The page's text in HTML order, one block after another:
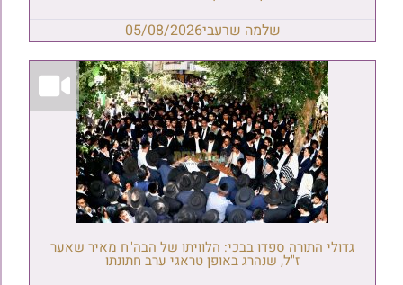
שלמה שרעבי05/08/2026
גדולי התורה ספדו בבכי: הלוויתו של הבה"ח מאיר שאער
ז"ל, שנהרג באופן טראגי ערב חתונתו